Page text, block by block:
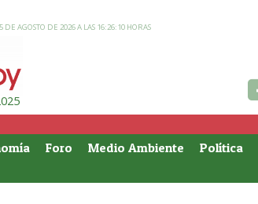
AGOSTO DE 2026 A LAS 16:26:10 HORAS
Foro Medio Ambiente Política